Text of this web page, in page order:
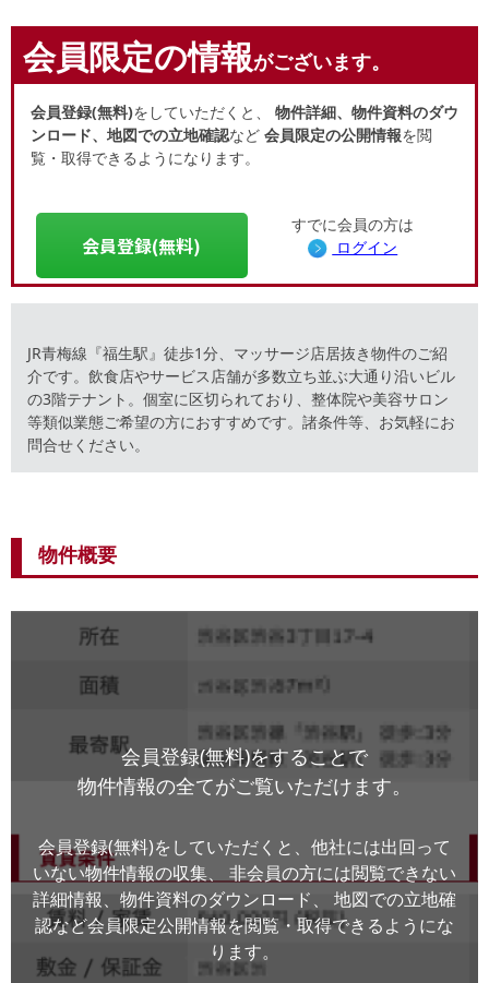
会員限定の情報がございます。
会員登録(無料)をしていただくと、 物件詳細、物件資料のダウ
ンロード、地図での立地確認など 会員限定の公開情報を閲
覧・取得できるようになります。
会員登録(無料)
すでに会員の方は
ログイン
JR青梅線『福生駅』徒歩1分、マッサージ店居抜き物件のご紹
介です。飲食店やサービス店舗が多数立ち並ぶ大通り沿いビル
の3階テナント。個室に区切られており、整体院や美容サロン
等類似業態ご希望の方におすすめです。諸条件等、お気軽にお
問合せください。
物件概要
会員登録(無料)をすることで
物件情報の全てがご覧いただけます。
会員登録(無料)をしていただくと、他社には出回って
いない物件情報の収集、
非会員の方には閲覧できない
詳細情報、物件資料のダウンロード、
地図での立地確
認など会員限定公開情報を閲覧・取得できるようにな
ります。